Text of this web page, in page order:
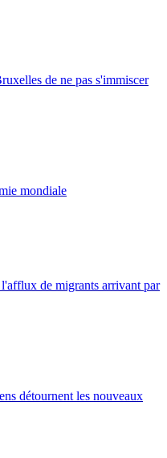
de ne pas s'immiscer
mondiale
l'afflux de migrants arrivant par
détournent les nouveaux